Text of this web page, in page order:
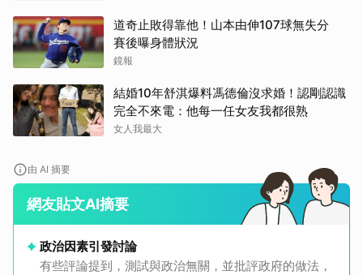
道奇止敗得靠他！山本由伸107球無失分
賽後曝身體狀況
鏡報
結婚10年舒淇爆料馮德倫沒求婚！認剛認識
完全不來電：他每一任女友我都很熟
女人我最大
由 AI 摘要
網友貼文AI摘要
政治因素引發討論
有些評論提到，測試與政治無關，並批評政府的做法，